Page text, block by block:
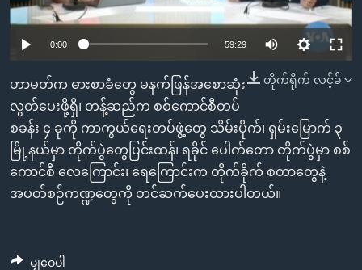
စာမျက်နှာ
ကြည့်
ရန်
ရှာဖွေ
ရန်
နေရာ
သို့
ဗွီအိုအေ လူမှုကွန်ယက်များ
ဘာသာစကားများ
0:00 59:29
တိုက်ရိုက် လင့်ခ်
ဟာမတ်က ဓားစာခံတွေ မနက်ဖြန်အစောဆုံး
လွတ်ပေးဖို့ရှိ၊ တန့်ဆည်က စစ်ကောင်စီတပ်
စခန်း ၄ ခုကို ကာကွယ်ရေးတပ်ဖွဲ့တွေ သိမ်းပိုက်၊ ရှမ်းမြောက် ၃
မြို့နယ်မှာ တိုက်ပွဲတွေပြင်းထန်၊ ရခိုင် ပေါက်တော တိုက်ပွဲမှာ စစ်
ကောင်စီ လေကြောင်း၊ ရေကြောင်းက တိုက်ခိုက် စတာတွေနဲ့
အပတ်စဉ်ကဏ္ဍတွေကို တင်ဆက်ပေးထားပါတယ်။
မျှဝေပါ